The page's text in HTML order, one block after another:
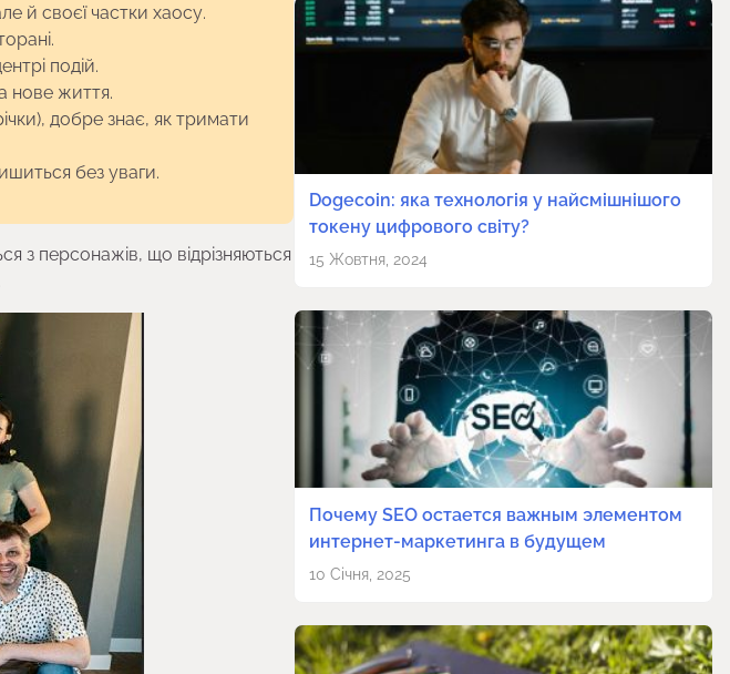
й своєї частки хаосу.
подій.
нове життя.
добре знає, як тримати
без уваги.
з персонажів, що відрізняються
Dogecoin: яка технологія у найсмішнішого
токену цифрового світу?
15 Жовтня, 2024
Почему SEO остается важным элементом
интернет-маркетинга в будущем
10 Січня, 2025